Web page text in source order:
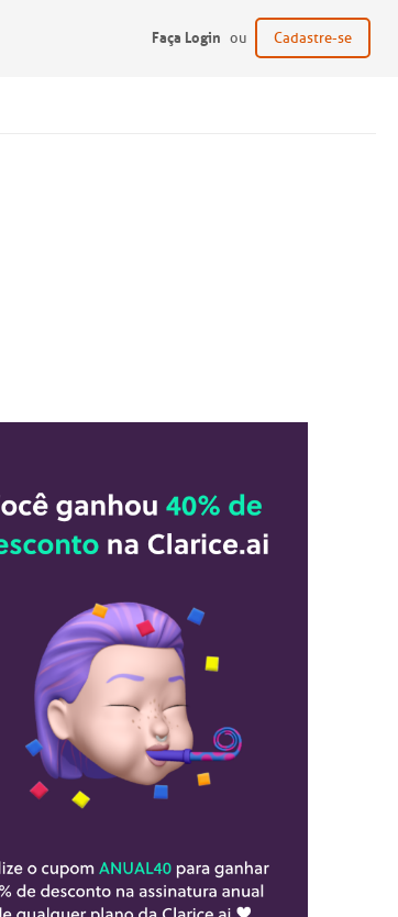
Faça Login ou Cadastre-se